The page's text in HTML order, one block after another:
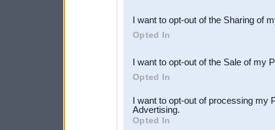
Downstream Participants
third parties.
I want to opt-out of the Sharing of
Opted In
I want to opt-out of the Sale of my
Opted In
I want to opt-out of processing my
Advertising.
Opted In